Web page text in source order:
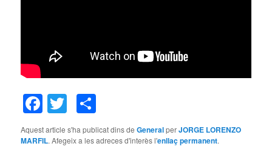
Facebook
Twitter
Aquest article s'ha publicat dins deGeneralperJORGE LORENZO
MARFIL. Afegeix a les adreces d'interès l'enllaç permanent.